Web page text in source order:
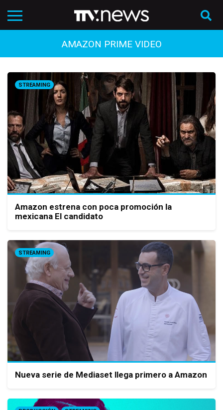
AMAZON PRIME VIDEO
STREAMING
Amazon estrena con poca promoción la
mexicana El candidato
STREAMING
Nueva serie de Mediaset llega primero a Amazon